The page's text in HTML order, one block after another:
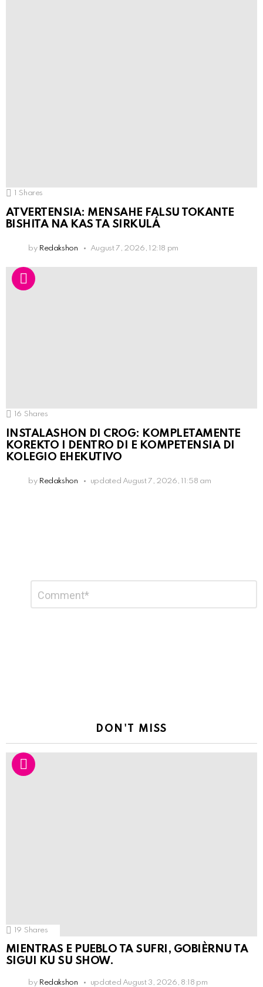
Shares
ATVERTENSIA: MENSAHE FALSU TOKANTE
BISHITA NA KAS TA SIRKULÁ
by Redakshon August 7, 2026, 12:18 pm
16 Shares
INSTALASHON DI CROG: KOMPLETAMENTE
KOREKTO I DENTRO DI E KOMPETENSIA DI
KOLEGIO EHEKUTIVO
by Redakshon updated August 7, 2026, 11:58 am
Reply
DON'T MISS
19 Shares
MIENTRAS E PUEBLO TA SUFRI, GOBIÈRNU TA
SIGUI KU SU SHOW.
by Redakshon updated August 3, 2026, 8:18 pm